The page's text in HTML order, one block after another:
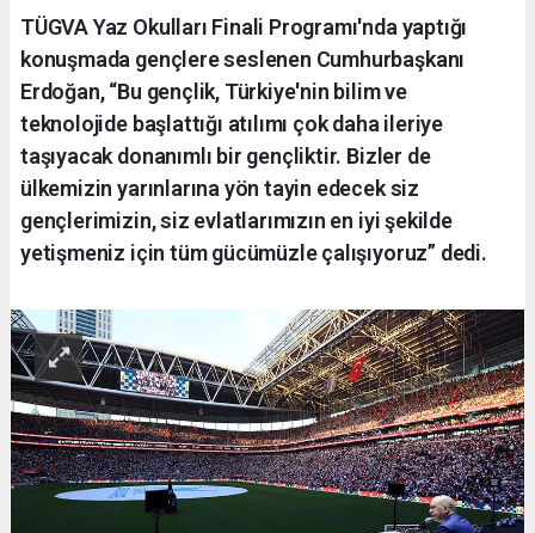
TÜGVA Yaz Okulları Finali Programı'nda yaptığı
konuşmada gençlere seslenen Cumhurbaşkanı
Erdoğan, “Bu gençlik, Türkiye'nin bilim ve
teknolojide başlattığı atılımı çok daha ileriye
taşıyacak donanımlı bir gençliktir. Bizler de
ülkemizin yarınlarına yön tayin edecek siz
gençlerimizin, siz evlatlarımızın en iyi şekilde
yetişmeniz için tüm gücümüzle çalışıyoruz” dedi.